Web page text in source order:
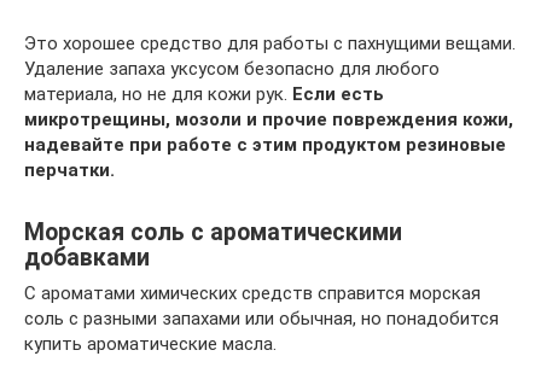
Это хорошее средство для работы с пахнущими вещами.
Удаление запаха уксусом безопасно для любого
материала, но не для кожи рук. Если есть
микротрещины, мозоли и прочие повреждения кожи,
надевайте при работе с этим продуктом резиновые
перчатки.
Морская соль с ароматическими
добавками
С ароматами химических средств справится морская
соль с разными запахами или обычная, но понадобится
купить ароматические масла.